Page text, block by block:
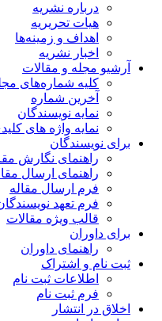
درباره نشریه
هیات تحریریه
اهداف و زمینه‌ها
اخبار نشریه
آرشیو مجله و مقالات
کلیه شماره‌های مجله
آخرین شماره
نمایه نویسندگان
نمایه واژه های کلیدی
برای نویسندگان
راهنمای نگارش
راهنمای ارسال مقاله
فرم ارسال مقاله
فرم تعهد نویسندگان
قالب ویژه مقالات
برای داوران
راهنمای داوران
ثبت نام و اشتراک
اطلاعات ثبت نام
فرم ثبت نام
اخلاق در انتشار